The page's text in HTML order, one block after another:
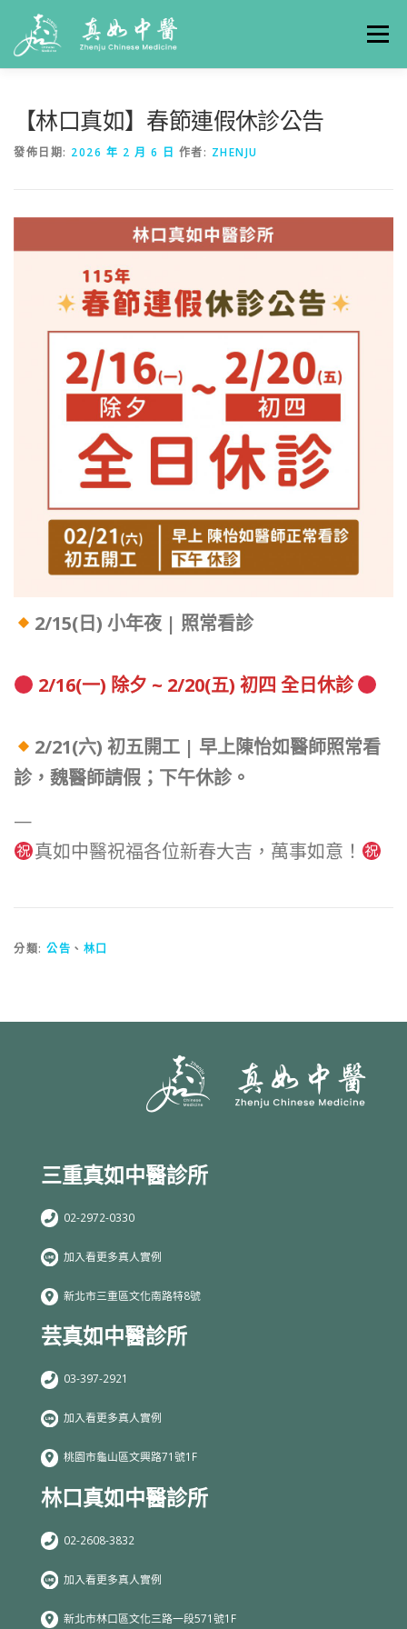
選單
【林口真如】春節連假休診公告
發佈日期: 2026 年 2 月 6 日 作者: ZHENJU
2/15(日) 小年夜 | 照常看診
2/16(一) 除夕 ~ 2/20(五) 初四 全日休診
2/21(六) 初五開工 | 早上陳怡如醫師照常看
診，魏醫師請假；下午休診。
—
真如中醫祝福各位新春大吉，萬事如意！
分類: 公告 、 林口
三重真如中醫診所
02-2972-0330
加入看更多真人實例
新北市三重區文化南路特8號
芸真如中醫診所
03-397-2921
加入看更多真人實例
桃園市龜山區文興路71號1F
林口真如中醫診所
02-2608-3832
加入看更多真人實例
新北市林口區文化三路一段571號1F